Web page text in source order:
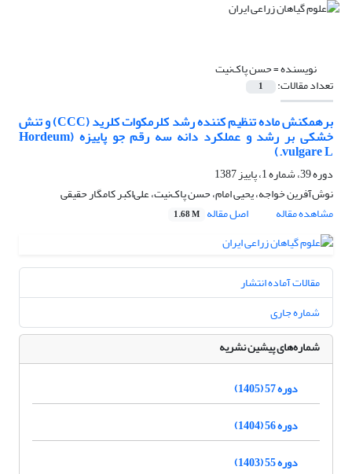
نویسنده =حسن پاک‌نیت
تعداد مقالات: 1
برهمکنش ماده تنظیم کننده رشد کلرمکوات کلرید (CCC) و تنش
خشکی بر رشد و عملکرد دانه سه رقم جو پاییزه (Hordeum
vulgare L.)
دوره 39، شماره 1، پاییز 1387
نوش‌آفرین خواجه، یحیی امام، حسن پاک‌نیت، علی‌اکبر کامگار حقیقی
مشاهده مقاله
اصل مقاله 1.68 M
مقالات آماده انتشار
شماره جاری
شماره‌های پیشین نشریه
دوره 57 (1405)
دوره 56 (1404)
دوره 55 (1403)